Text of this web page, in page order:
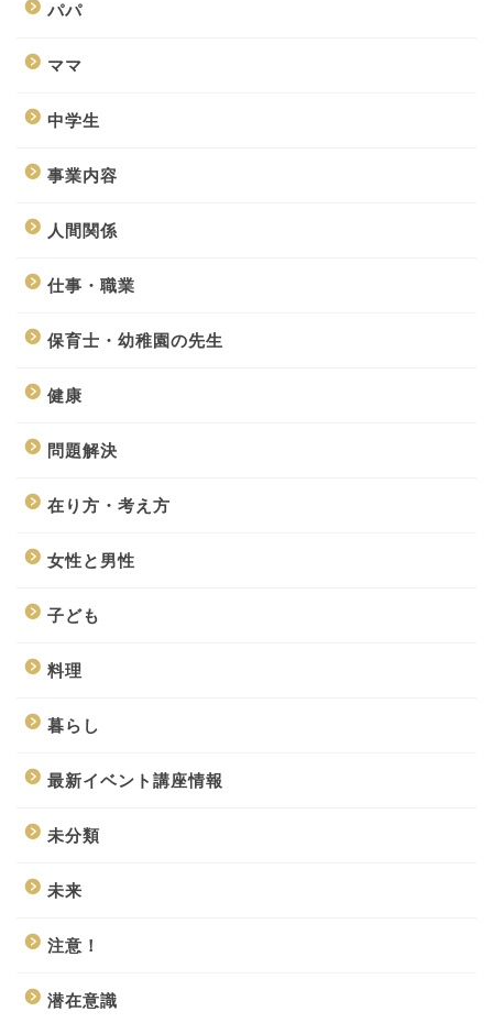
パパ
ママ
中学生
事業内容
人間関係
仕事・職業
保育士・幼稚園の先生
健康
問題解決
在り方・考え方
女性と男性
子ども
料理
暮らし
最新イベント講座情報
未分類
未来
注意！
潜在意識